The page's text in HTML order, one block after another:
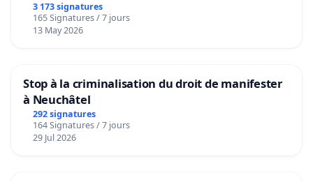
3 173 signatures
165 Signatures / 7 jours
13 May 2026
Stop à la criminalisation du droit de manifester
à Neuchâtel
292 signatures
164 Signatures / 7 jours
29 Jul 2026